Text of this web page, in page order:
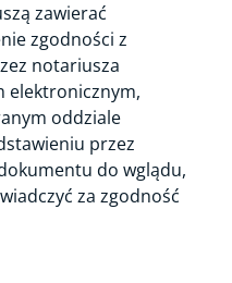
zawierać
zgodności z
notariusza
elektronicznym,
oddziale
przez
do wglądu,
za zgodność